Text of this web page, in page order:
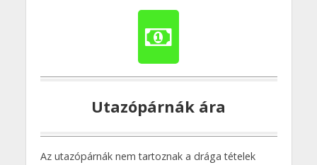
Utazópárnák ára
Az utazópárnák nem tartoznak a drága tételek